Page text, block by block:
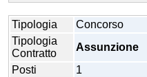
Tipologia
Concorso
Tipologia
Contratto
Assunzione
Posti
1